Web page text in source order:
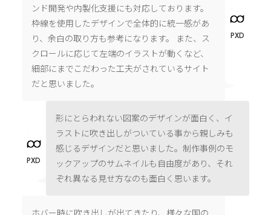
ンド開発や内製化支援にも対応しております。
枠線を使用したデザインで全体的に統一感があ
り、余白の取り方も参考になります。 また、ス
クロールに応じて左端のイラストが動くなど、
細部にまでこだわった工夫がされているサイト
だと思いました。
PXD
形にとらわれない図案のデザインが面白く、イ
ラストに吹き出しがついている事から親しみも
感じるデザインだと思いました。制作事例のモ
ックアップのサムネイルも自由度があり、それ
ぞれ異なる見せ方なのも面白く思います。
PXD